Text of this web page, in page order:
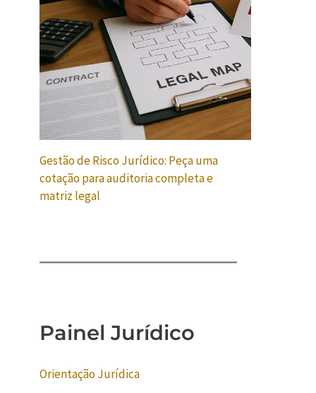
Gestão de Risco Jurídico: Peça uma
cotação para auditoria completa e
matriz legal
Painel Jurídico
Orientação Jurídica